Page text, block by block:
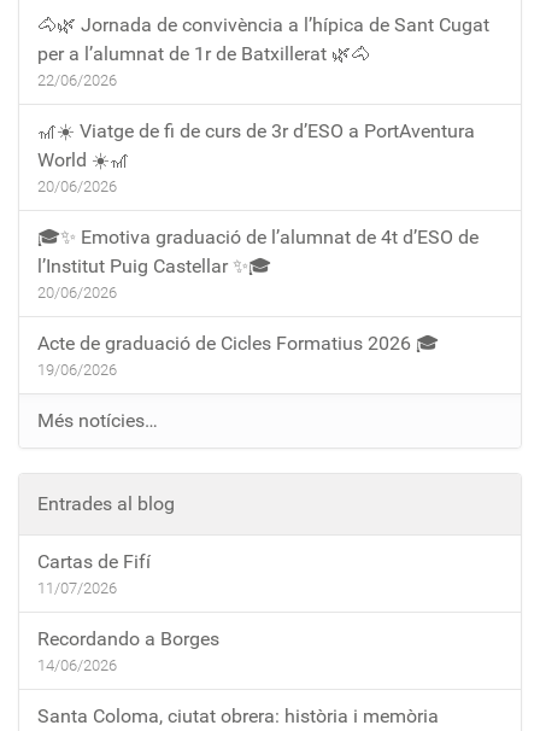
🐴🌿 Jornada de convivència a l’hípica de Sant Cugat
per a l’alumnat de 1r de Batxillerat 🌿🐴
22/06/2026
🎢☀️ Viatge de fi de curs de 3r d’ESO a PortAventura
World ☀️🎢
20/06/2026
🎓✨ Emotiva graduació de l’alumnat de 4t d’ESO de
l’Institut Puig Castellar ✨🎓
20/06/2026
Acte de graduació de Cicles Formatius 2026 🎓
19/06/2026
Més notícies…
Entrades al blog
Cartas de Fifí
11/07/2026
Recordando a Borges
14/06/2026
Santa Coloma, ciutat obrera: història i memòria